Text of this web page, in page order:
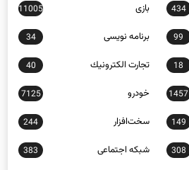
434 بازی 11005
99 برنامه نويسی 34
18 تجارت الكترونيك 40
1457 خودرو 7125
149 سخت‌افزار 244
308 شبكه اجتماعی 383